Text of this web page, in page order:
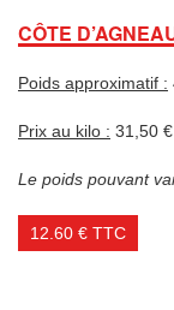
CÔTE
Poids approximatif :
Prix au kilo : 31,50 €
Le poids pouvant
12.60 € TTC